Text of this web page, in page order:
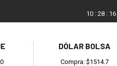
10 : 28 : 17
DÓLAR BOLSA
Compra: $1514.7